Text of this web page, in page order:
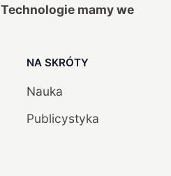
Technologie mamy we
NA SKRÓTY
Nauka
Publicystyka